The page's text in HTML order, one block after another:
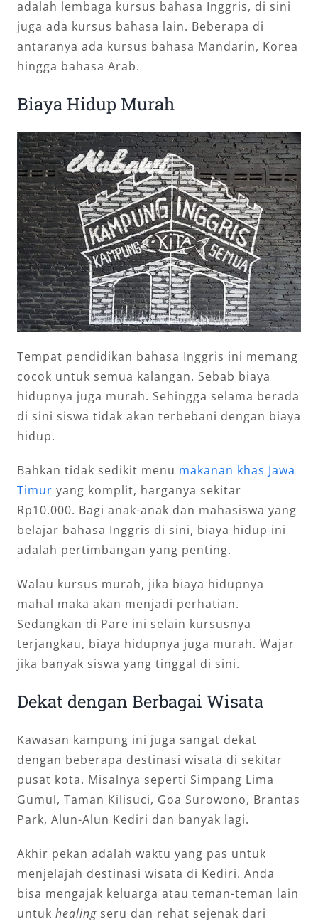
adalah lembaga kursus bahasa Inggris, di sini
juga ada kursus bahasa lain. Beberapa di
antaranya ada kursus bahasa Mandarin, Korea
hingga bahasa Arab.
Biaya Hidup Murah
Tempat pendidikan bahasa Inggris ini memang
cocok untuk semua kalangan. Sebab biaya
hidupnya juga murah. Sehingga selama berada
di sini siswa tidak akan terbebani dengan biaya
hidup.
Bahkan tidak sedikit menu makanan khas Jawa
Timur yang komplit, harganya sekitar
Rp10.000. Bagi anak-anak dan mahasiswa yang
belajar bahasa Inggris di sini, biaya hidup ini
adalah pertimbangan yang penting.
Walau kursus murah, jika biaya hidupnya
mahal maka akan menjadi perhatian.
Sedangkan di Pare ini selain kursusnya
terjangkau, biaya hidupnya juga murah. Wajar
jika banyak siswa yang tinggal di sini.
Dekat dengan Berbagai Wisata
Kawasan kampung ini juga sangat dekat
dengan beberapa destinasi wisata di sekitar
pusat kota. Misalnya seperti Simpang Lima
Gumul, Taman Kilisuci, Goa Surowono, Brantas
Park, Alun-Alun Kediri dan banyak lagi.
Akhir pekan adalah waktu yang pas untuk
menjelajah destinasi wisata di Kediri. Anda
bisa mengajak keluarga atau teman-teman lain
untuk healing seru dan rehat sejenak dari